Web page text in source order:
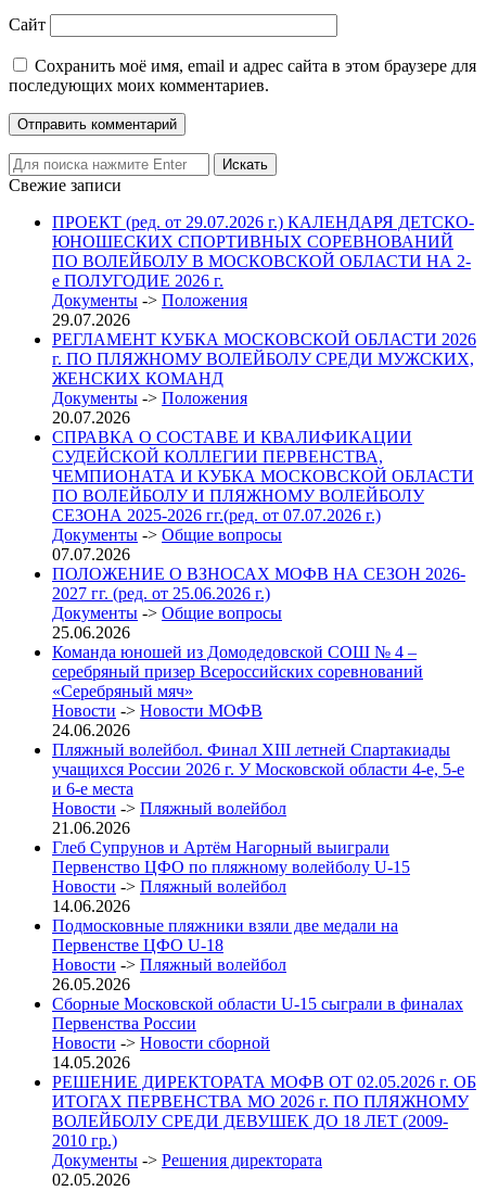
Сайт
Сохранить моё имя, email и адрес сайта в этом браузере для
последующих моих комментариев.
Свежие записи
ПРОЕКТ (ред. от 29.07.2026 г.) КАЛЕНДАРЯ ДЕТСКО-
ЮНОШЕСКИХ СПОРТИВНЫХ СОРЕВНОВАНИЙ
ПО ВОЛЕЙБОЛУ В МОСКОВСКОЙ ОБЛАСТИ НА 2-
е ПОЛУГОДИЕ 2026 г.
Документы -> Положения
29.07.2026
РЕГЛАМЕНТ КУБКА МОСКОВСКОЙ ОБЛАСТИ 2026
г. ПО ПЛЯЖНОМУ ВОЛЕЙБОЛУ СРЕДИ МУЖСКИХ,
ЖЕНСКИХ КОМАНД
Документы -> Положения
20.07.2026
СПРАВКА О СОСТАВЕ И КВАЛИФИКАЦИИ
СУДЕЙСКОЙ КОЛЛЕГИИ ПЕРВЕНСТВА,
ЧЕМПИОНАТА И КУБКА МОСКОВСКОЙ ОБЛАСТИ
ПО ВОЛЕЙБОЛУ И ПЛЯЖНОМУ ВОЛЕЙБОЛУ
СЕЗОНА 2025-2026 гг.(ред. от 07.07.2026 г.)
Документы -> Общие вопросы
07.07.2026
ПОЛОЖЕНИЕ О ВЗНОСАХ МОФВ НА СЕЗОН 2026-
2027 гг. (ред. от 25.06.2026 г.)
Документы -> Общие вопросы
25.06.2026
Команда юношей из Домодедовской СОШ № 4 –
серебряный призер Всероссийских соревнований
«Серебряный мяч»
Новости -> Новости МОФВ
24.06.2026
Пляжный волейбол. Финал XIII летней Спартакиады
учащихся России 2026 г. У Московской области 4-е, 5-е
и 6-е места
Новости -> Пляжный волейбол
21.06.2026
Глеб Супрунов и Артём Нагорный выиграли
Первенство ЦФО по пляжному волейболу U-15
Новости -> Пляжный волейбол
14.06.2026
Подмосковные пляжники взяли две медали на
Первенстве ЦФО U-18
Новости -> Пляжный волейбол
26.05.2026
Сборные Московской области U-15 сыграли в финалах
Первенства России
Новости -> Новости сборной
14.05.2026
РЕШЕНИЕ ДИРЕКТОРАТА МОФВ ОТ 02.05.2026 г. ОБ
ИТОГАХ ПЕРВЕНСТВА МО 2026 г. ПО ПЛЯЖНОМУ
ВОЛЕЙБОЛУ СРЕДИ ДЕВУШЕК ДО 18 ЛЕТ (2009-
2010 гр.)
Документы -> Решения директората
02.05.2026